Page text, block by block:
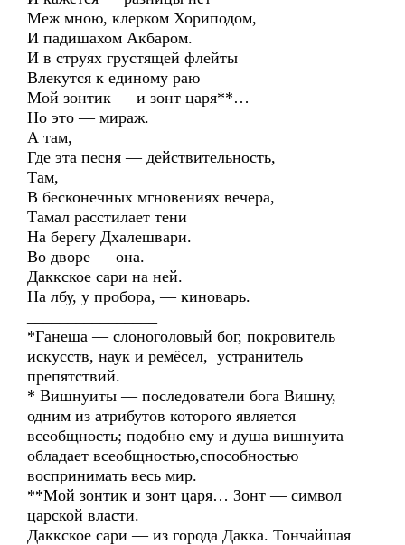
Меж мною, клерком Хориподом,
И падишахом Акбаром.
И в струях грустящей флейты
Влекутся к единому раю
Мой зонтик — и зонт царя**…
Но это — мираж.
А там,
Где эта песня — действительность,
Там,
В бесконечных мгновениях вечера,
Тамал расстилает тени
На берегу Дхалешвари.
Во дворе — она.
Даккское сари на ней.
На лбу, у пробора, — киноварь.
*Ганеша — слоноголовый бог, покровитель
искусств, наук и ремёсел, устранитель
препятствий.
* Вишнуиты — последователи бога Вишну,
одним из атрибутов которого является
всеобщность; подобно ему и душа вишнуита
обладает всеобщностью,способностью
воспринимать весь мир.
**Мой зонтик и зонт царя… Зонт — символ
царской власти.
Даккское сари — из города Дакка. Тончайшая